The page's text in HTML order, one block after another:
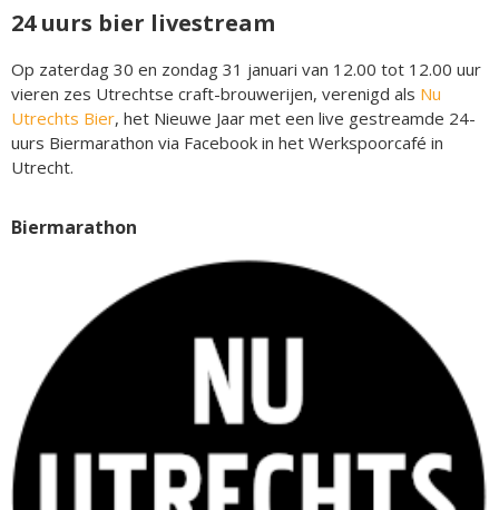
24 uurs bier livestream
Op zaterdag 30 en zondag 31 januari van 12.00 tot 12.00 uur
vieren zes Utrechtse craft-brouwerijen, verenigd als Nu
Utrechts Bier, het Nieuwe Jaar met een live gestreamde 24-
uurs Biermarathon via Facebook in het Werkspoorcafé in
Utrecht.
Biermarathon